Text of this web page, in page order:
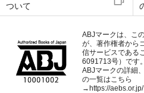
ついて
ABJマークは、こ
が、著作権者から
信サービスである
6091713号）です。
ABJマークの詳細
の一覧はこちら
→https://aebs.or.jp/